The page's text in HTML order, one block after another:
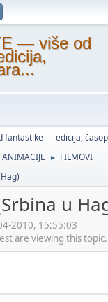
— više od
fantastike — edicija,
ANIMACIJE ► FILMOVI
u
2010, 15:55:03
are viewing this topic.